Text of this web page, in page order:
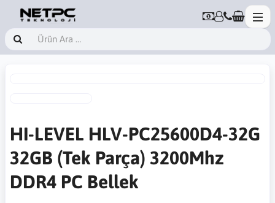
HI-LEVEL HLV-PC25600D4-32G
32GB (Tek Parça) 3200Mhz
DDR4 PC Bellek